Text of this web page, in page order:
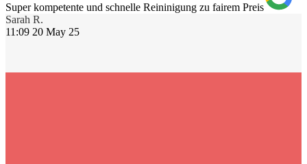
Super kompetente und schnelle Reininigung zu fairem Preis
Sarah R.
11:09 20 May 25